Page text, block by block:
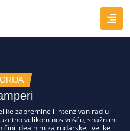
zapremine i intenzivan rad u
velikom nosivošću, snažnim
idealnim za rudarske i velike